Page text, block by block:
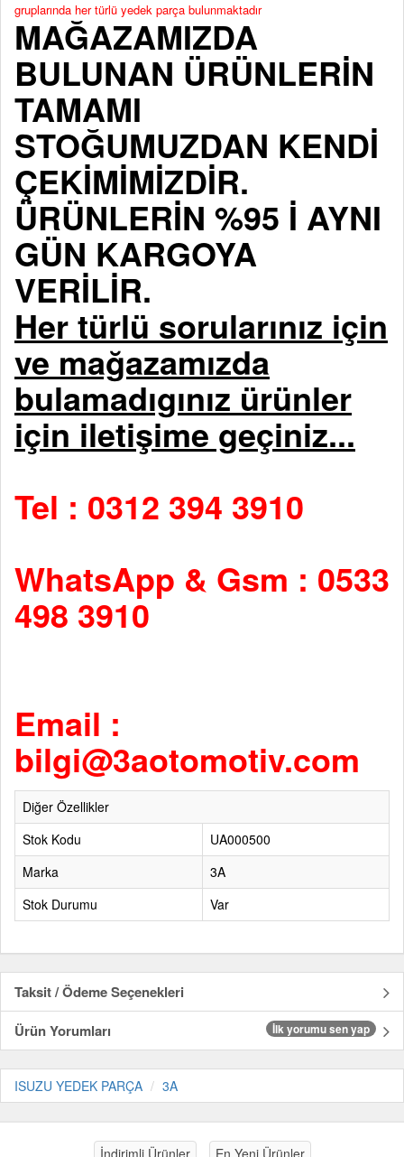
gruplarında her türlü yedek parça bulunmaktadır
MAĞAZAMIZDA
BULUNAN ÜRÜNLERİN
TAMAMI
STOĞUMUZDAN KENDİ
ÇEKİMİMİZDİR.
ÜRÜNLERİN %95 İ AYNI
GÜN KARGOYA
VERİLİR.
Her türlü sorularınız için
ve mağazamızda
bulamadıgınız ürünler
için iletişime geçiniz...
Tel : 0312 394 3910
WhatsApp & Gsm : 0533
498 3910
Email :
bilgi@3aotomotiv.com
Diğer Özellikler
Stok Kodu
UA000500
Marka
3A
Stok Durumu
Var
Taksit / Ödeme Seçenekleri
Ürün Yorumları
İlk yorumu sen yap
ISUZU YEDEK PARÇA 3A
İndirimli Ürünler En Yeni Ürünler